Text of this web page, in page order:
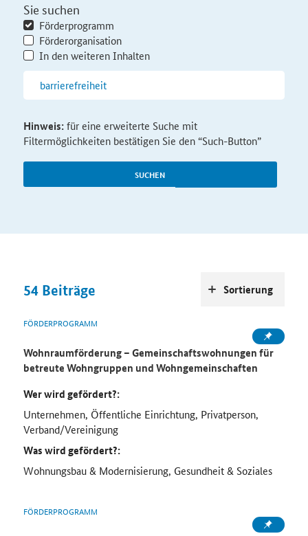
Sie suchen
Förderprogramm
Förderorganisation
In den weiteren Inhalten
SUCHEN
Hinweis:für eine erweiterte Suche mit
Filtermöglichkeiten bestätigen Sie den “Such-Button”
54 Beiträge
FÖRDERPROGRAMM
Wohnraumförderung – Gemeinschaftswohnungen für
betreute Wohngruppen und Wohngemeinschaften
Wer wird gefördert?:
Unternehmen, Öffentliche Einrichtung, Privatperson,
Verband/Vereinigung
Was wird gefördert?:
Wohnungsbau & Modernisierung, Gesundheit & Soziales
FÖRDERPROGRAMM
Sortierung